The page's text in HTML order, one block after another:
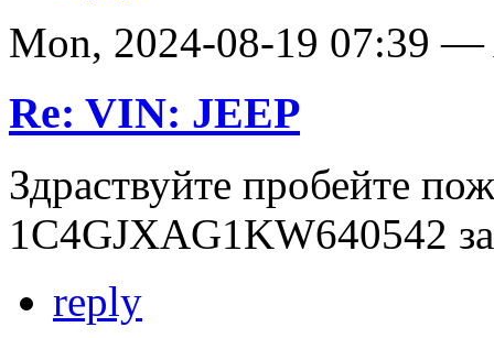
Mon, 2024-08-19 07:39 —
Re: VIN: JEEP
Здраствуйте пробейте
1C4GJXAG1KW640542
reply